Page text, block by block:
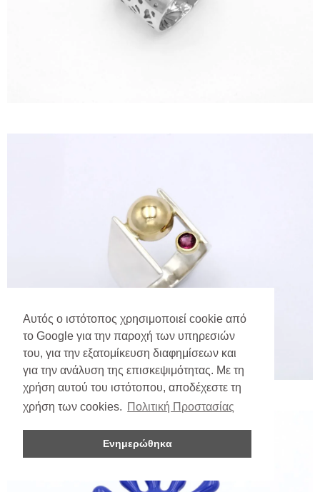
Αυτός ο ιστότοπος χρησιμοποιεί cookie από
το Google για την παροχή των υπηρεσιών
του, για την εξατομίκευση διαφημίσεων και
για την ανάλυση της επισκεψιμότητας. Με τη
χρήση αυτού του ιστότοπου, αποδέχεστε τη
χρήση των cookies. Πολιτική Προστασίας
Ενημερώθηκα